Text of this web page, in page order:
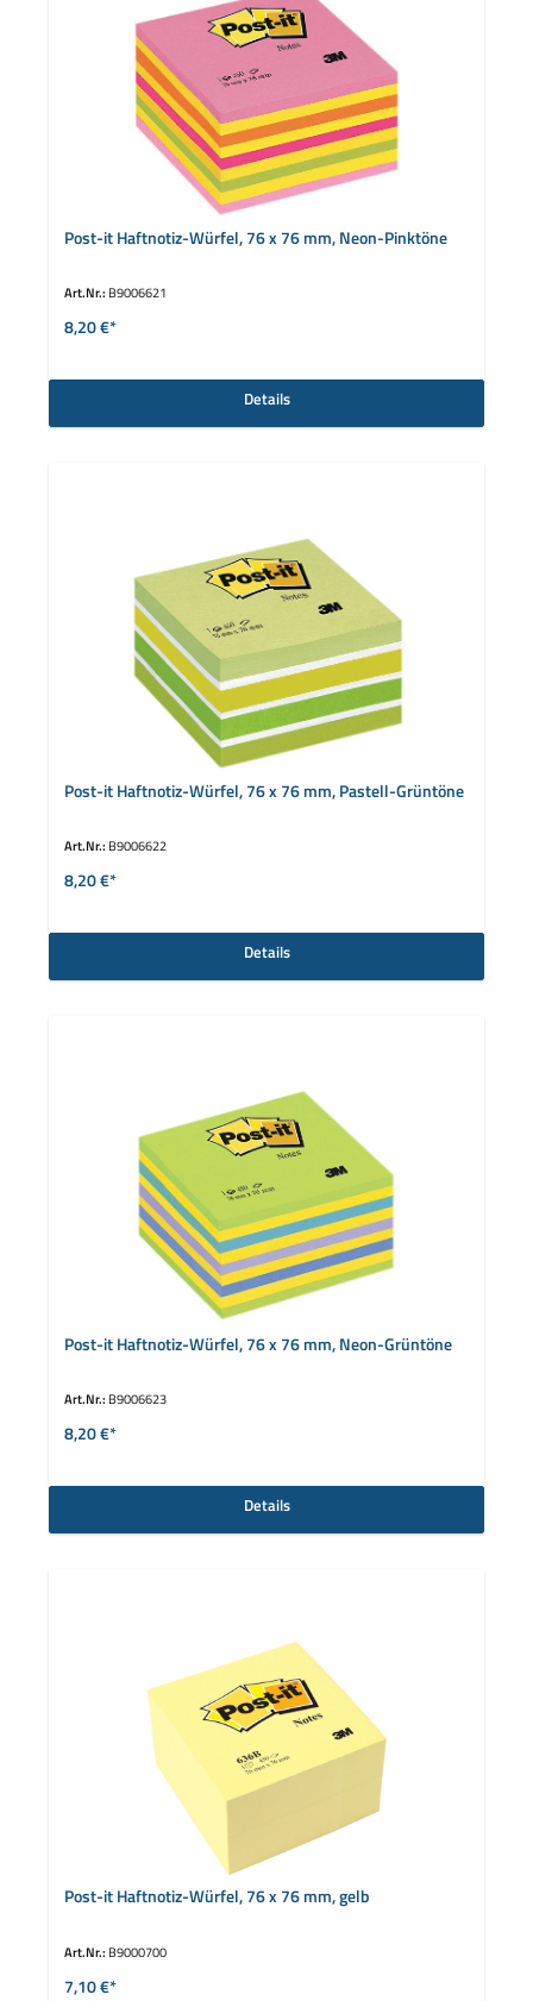
Post-it Haftnotiz-Würfel, 76 x 76 mm, Neon-Pinktöne
Art.Nr.: B9006621
8,20 €*
Details
Post-it Haftnotiz-Würfel, 76 x 76 mm, Pastell-Grüntöne
Art.Nr.: B9006622
8,20 €*
Details
Post-it Haftnotiz-Würfel, 76 x 76 mm, Neon-Grüntöne
Art.Nr.: B9006623
8,20 €*
Details
Post-it Haftnotiz-Würfel, 76 x 76 mm, gelb
Art.Nr.: B9000700
7,10 €*